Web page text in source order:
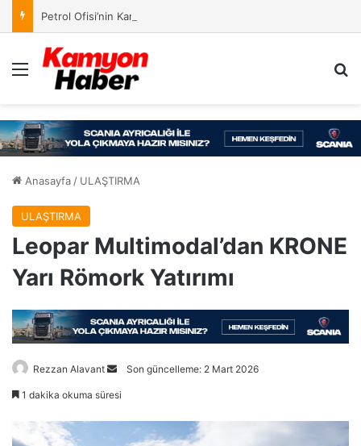
Petrol Ofisi’nin Kampanyasında Ödül Kazananlar Açıklandı
Menü
Anasayfa / ULAŞTIRMA
ULAŞTIRMA
Leopar Multimodal’dan KRONE
Yarı Römork Yatırımı
Rezzan Alavant
Bir
göndermek
Son güncelleme: 2 Mart 2026
1 dakika okuma süresi